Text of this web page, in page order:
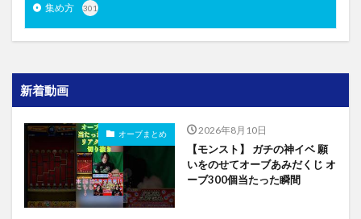
集め方 301
新着動画
オーブまとめ 2026年8月10日
【モンスト】 ガチの神イベ 願
いをのせてオーブあみだくじ オ
ーブ300個当たった瞬間